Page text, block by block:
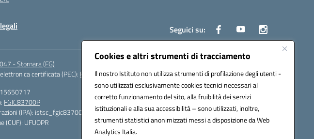
Cookies e altri strumenti di tracciamento
Il nostro Istituto non utilizza strumenti di profilazione degli utenti -
sono utilizzati esclusivamente cookies tecnici necessari al
corretto funzionamento del sito, alla fruibilità dei servizi
istituzionali e alla sua accessibilità – sono utilizzati, inoltre,
strumenti statistici anonimizzati messi a disposizione da Web
Analytics Italia.
Seguici su:
- Stornara (FG)
certificata (PEC): FGIC83700P@pec.istruzione.it
FGIC83700P
(IPA): istsc_fgic83700p
(CUF): UFUOPR